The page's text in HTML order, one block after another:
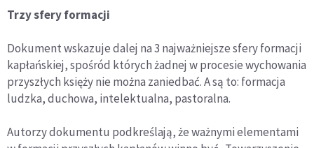
Trzy sfery formacji
Dokument wskazuje dalej na 3 najważniejsze sfery formacji
kapłańskiej, spośród których żadnej w procesie wychowania
przyszłych księży nie można zaniedbać. A są to: formacja
ludzka, duchowa, intelektualna, pastoralna.
Autorzy dokumentu podkreślają, że ważnymi elementami